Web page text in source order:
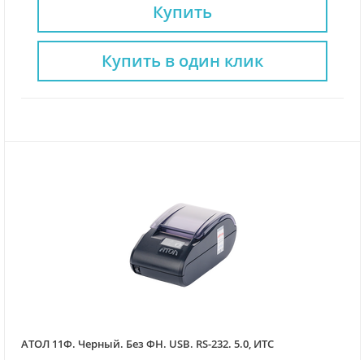
Купить
Купить в один клик
АТОЛ 11Ф. Черный. Без ФН. USB. RS-232. 5.0, ИТС